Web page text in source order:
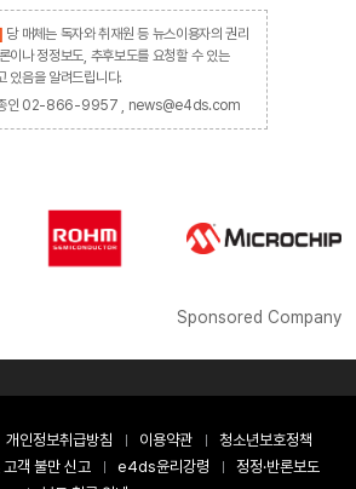
당 매체는 독자와 취재원 등 뉴스이용자의 권리
이나 정정보도, 추후보도를 요청할 수 있는
있음을 알려드립니다.
종인 02-866-9957 , news@e4ds.com
Sponsored Company
개인정보취급방침 이용약관
청소년보호정책
객 불만 신고 e4ds윤리강령
정정·반론보도